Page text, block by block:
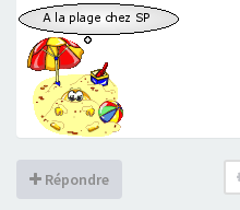
Répondre